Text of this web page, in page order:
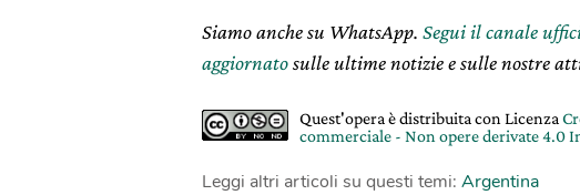
Siamo anche su WhatsApp. Segui il canale
aggiornatosulle ultime notizie e sulle nostre
Quest'opera è distribuita con Licenza
commerciale - Non opere derivate 4.0
Leggi altri articoli su questi temi: Argentina